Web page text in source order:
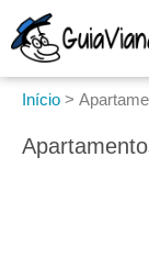
Início >